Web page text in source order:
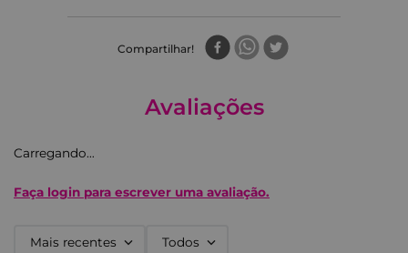
Compartilhar
Avaliações
Carregando…
Faça login para escrever uma avaliação.
Mais recentes Todos